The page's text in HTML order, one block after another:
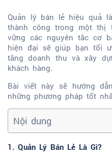
Quản lý bán lẻ hiệu quả
thành công trong một thị
vững các nguyên tắc cơ
hiện đại sẽ giúp bạn tối
tăng doanh thu và xây
khách hàng.
Bài viết này sẽ hướng
những phương pháp tốt
Nội dung
1. Quản Lý Bán Lẻ Là Gì?